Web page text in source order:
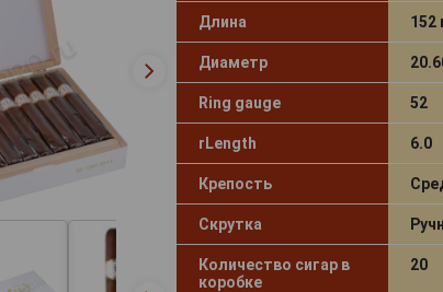
Длина 152
Диаметр
Ring gauge 52
rLength 6.0
Крепость
Скрутка
Количество сигар в
коробке
20